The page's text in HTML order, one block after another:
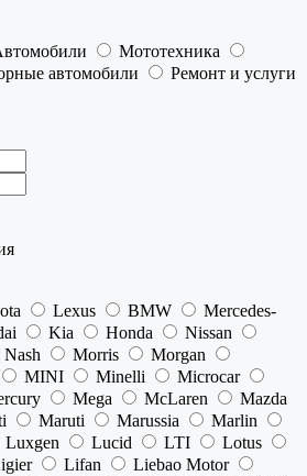
Мототехника
автомобили
Ремонт и услуги
Lexus BMW
Mercedes-
Kia Honda
Nissan
Nash Morris
Morgan
MINI Minelli
Microcar
Mega McLaren
Mazda
Maruti Marussia
Marlin
Luxgen Lucid LTI
Lotus
Lifan
Liebao Motor